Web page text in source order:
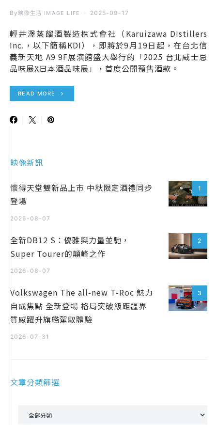
By 映像生活 IMAGE LIFE 2025-09-17
輕井澤蒸餾酒製造株式會社（Karuizawa Distillers
Inc.，以下簡稱KDI），即將於9月19日起，在台北信
義新天地 A9 9F展演館盛大舉行的「2025 台北威士忌
品味展X日本酒品味展」，首度公開預售酒款。
READ MORE
映像新訊
1
懷得天堂雙新品上市 中秋限定酒禮同步
登場
2026-08-07
2
全新DB12 S：優雅與力量並馳，
Super Tourer的顛峰之作
2026-08-07
3
Volkswagen The all-new T-Roc 魅力
自成焦點 全新登場 格局突破級距疆界
質感躍升旗艦駕馭體驗
2026-07-31
文章分類篩選